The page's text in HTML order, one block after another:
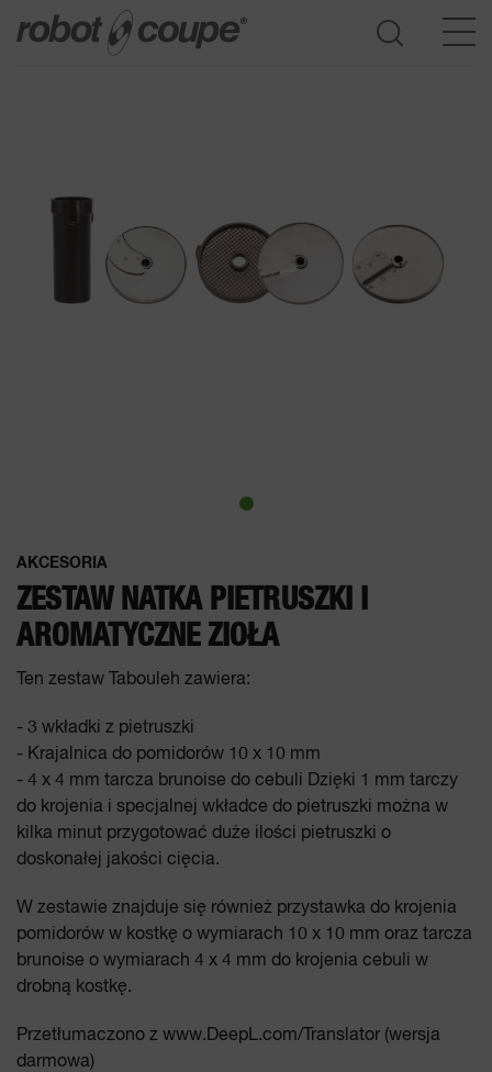
AKCESORIA
ZESTAW NATKA PIETRUSZKI I
AROMATYCZNE ZIOŁA
Ten zestaw Tabouleh zawiera:
- 3 wkładki z pietruszki
- Krajalnica do pomidorów 10 x 10 mm
- 4 x 4 mm tarcza brunoise do cebuli Dzięki 1 mm tarczy
do krojenia i specjalnej wkładce do pietruszki można w
kilka minut przygotować duże ilości pietruszki o
doskonałej jakości cięcia.
W zestawie znajduje się również przystawka do krojenia
pomidorów w kostkę o wymiarach 10 x 10 mm oraz tarcza
brunoise o wymiarach 4 x 4 mm do krojenia cebuli w
drobną kostkę.
Przetłumaczono z www.DeepL.com/Translator (wersja
darmowa)